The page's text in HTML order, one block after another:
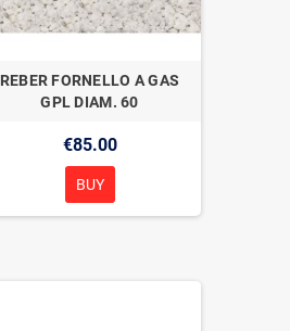
REBER FORNELLO A GAS
GPL DIAM. 60
€85.00
BUY